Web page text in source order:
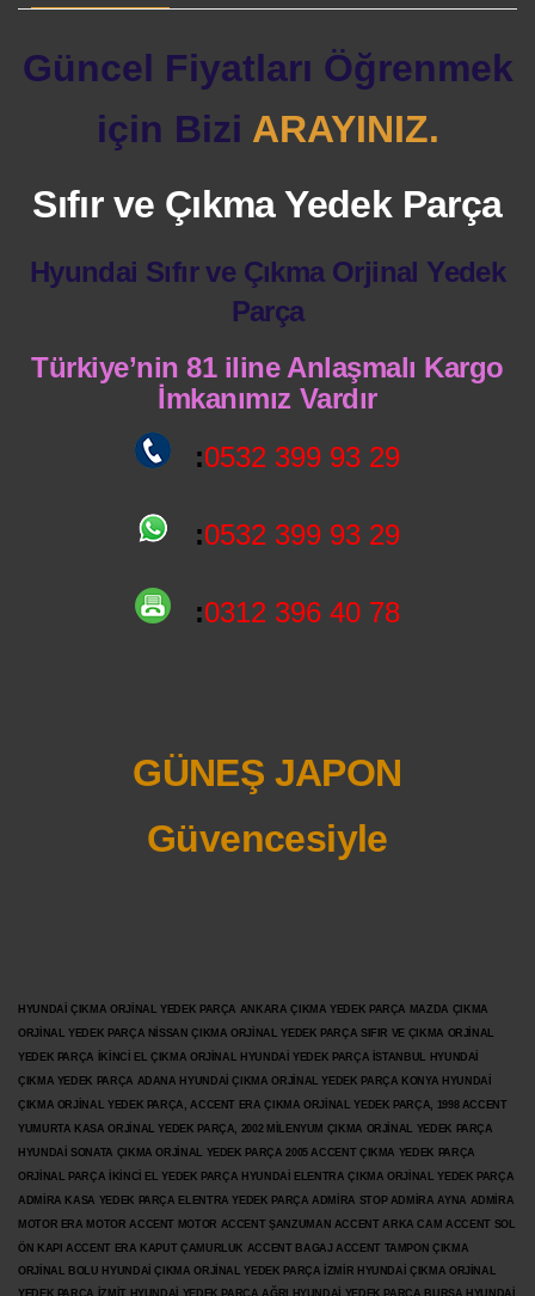
Güncel Fiyatları Öğrenmek
için Bizi ARAYINIZ.
Sıfır ve Çıkma Yedek Parça
Hyundai Sıfır ve Çıkma Orjinal Yedek
Parça
Türkiye’nin 81 iline Anlaşmalı Kargo
İmkanımız Vardır
:0532 399 93 29
:0532 399 93 29
:0312 396 40 78
GÜNEŞ JAPON
Güvencesiyle
HYUNDAİ ÇIKMA ORJİNAL YEDEK PARÇA ANKARA ÇIKMA YEDEK PARÇA MAZDA ÇIKMA
ORJİNAL YEDEK PARÇA NİSSAN ÇIKMA ORJİNAL YEDEK PARÇA SIFIR VE ÇIKMA ORJİNAL
YEDEK PARÇA İKİNCİ EL ÇIKMA ORJİNAL HYUNDAİ YEDEK PARÇA İSTANBUL HYUNDAİ
ÇIKMA YEDEK PARÇA ADANA HYUNDAİ ÇIKMA ORJİNAL YEDEK PARÇA KONYA HYUNDAİ
ÇIKMA ORJİNAL YEDEK PARÇA, ACCENT ERA ÇIKMA ORJİNAL YEDEK PARÇA, 1998 ACCENT
YUMURTA KASA ORJİNAL YEDEK PARÇA, 2002 MİLENYUM ÇIKMA ORJİNAL YEDEK PARÇA
HYUNDAİ SONATA ÇIKMA ORJİNAL YEDEK PARÇA 2005 ACCENT ÇIKMA YEDEK PARÇA
ORJİNAL PARÇA İKİNCİ EL YEDEK PARÇA HYUNDAİ ELENTRA ÇIKMA ORJİNAL YEDEK PARÇA
ADMİRA KASA YEDEK PARÇA ELENTRA YEDEK PARÇA ADMİRA STOP ADMİRA AYNA ADMİRA
MOTOR ERA MOTOR ACCENT MOTOR ACCENT ŞANZUMAN ACCENT ARKA CAM ACCENT SOL
ÖN KAPI ACCENT ERA KAPUT ÇAMURLUK ACCENT BAGAJ ACCENT TAMPON ÇIKMA
ORJİNAL BOLU HYUNDAİ ÇIKMA ORJİNAL YEDEK PARÇA İZMİR HYUNDAİ ÇIKMA ORJİNAL